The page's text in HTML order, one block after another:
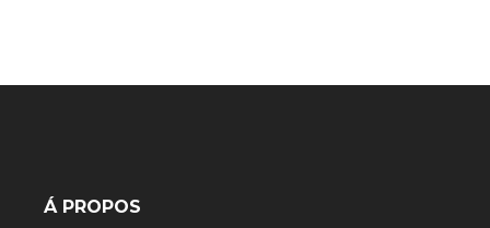
Á PROPOS